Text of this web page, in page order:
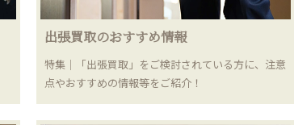
出張買取のおすすめ情報
特集｜「出張買取」をご検討されている方に、注意
点やおすすめの情報等をご紹介！